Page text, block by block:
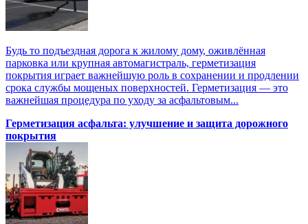
Будь то подъездная дорога к жилому дому, оживлённая
парковка или крупная автомагистраль, герметизация
покрытия играет важнейшую роль в сохранении и продлении
срока службы мощеных поверхностей. Герметизация — это
важнейшая процедура по уходу за асфальтовым...
Герметизация асфальта: улучшение и защита дорожного
покрытия